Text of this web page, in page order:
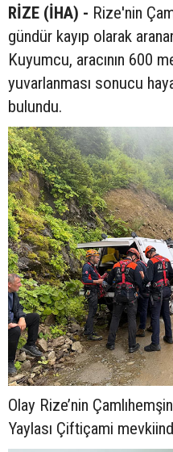
RİZE (İHA) - Rize'nin
gündür kayıp olarak
Kuyumcu, aracının 600
yuvarlanması sonucu
bulundu.
Olay Rize’nin
Yaylası Çiftiçami